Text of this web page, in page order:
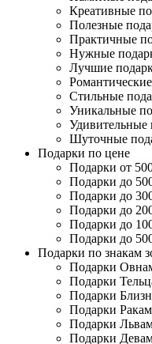
Креативные
Полезные
Практичные
Нужные
Лучшие
Стильные
Уникальные
Удивительные
Шуточные
Подарки по цене
Подарки от
Подарки до
Подарки до
Подарки до
Подарки до
Подарки до
Подарки по знакам
Подарки
Подарки
Подарки
Подарки
Подарки
Подарки